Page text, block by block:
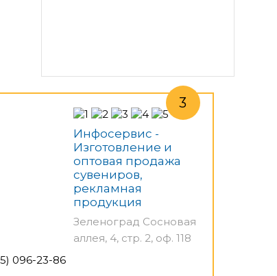
Инфосервис -
Изготовление и
оптовая продажа
сувениров,
рекламная
продукция
Зеленоград Сосновая
аллея, 4, стр. 2, оф. 118
096-23-86